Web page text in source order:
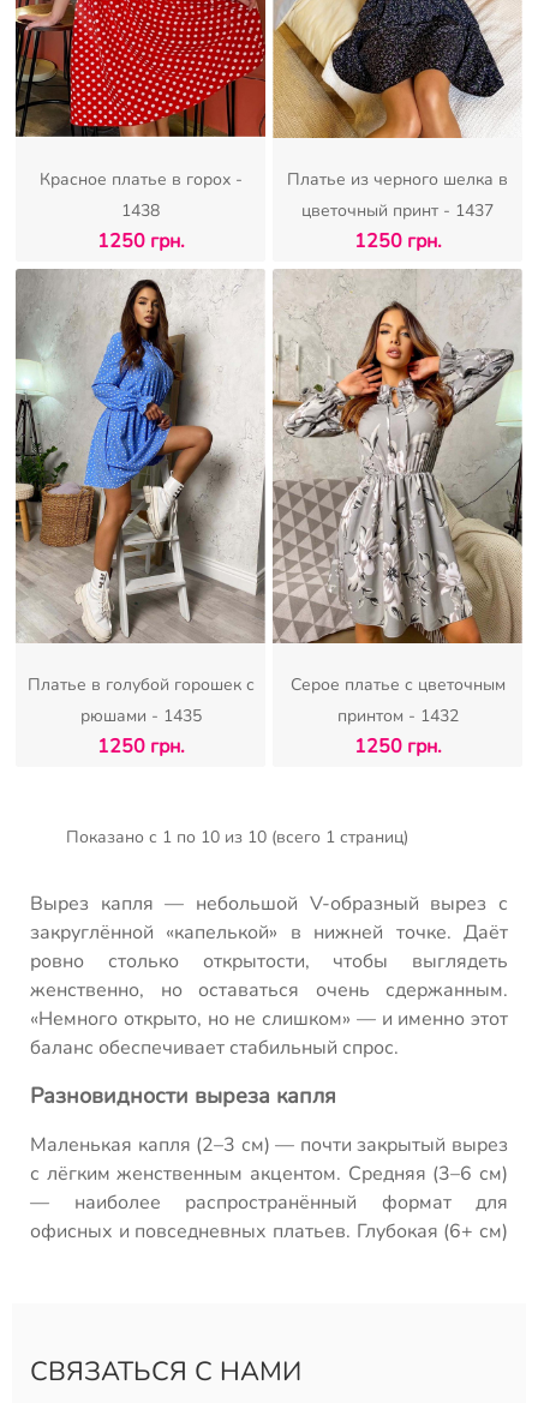
Красное платье в горох -
1438
1250 грн.
Платье из черного шелка в
цветочный принт - 1437
1250 грн.
Платье в голубой горошек с
рюшами - 1435
1250 грн.
Серое платье с цветочным
принтом - 1432
1250 грн.
Показано с 1 по 10 из 10 (всего 1 страниц)
Вырез капля — небольшой V-образный вырез с
закруглённой «капелькой» в нижней точке. Даёт
ровно столько открытости, чтобы выглядеть
женственно, но оставаться очень сдержанным.
«Немного открыто, но не слишком» — и именно этот
баланс обеспечивает стабильный спрос.
Разновидности выреза капля
Маленькая капля (2–3 см) — почти закрытый вырез
с лёгким женственным акцентом. Средняя (3–6 см)
— наиболее распространённый формат для
офисных и повседневных платьев. Глубокая (6+ см)
Кто заказывает платья с вырезом капля
СВЯЗАТЬСЯ С НАМИ